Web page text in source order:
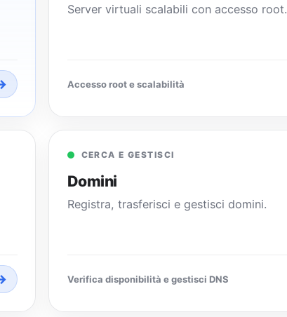
Server virtuali scalabili con accesso root.
Accesso root e scalabilità
CERCA E GESTISCI
Domini
Registra, trasferisci e gestisci domini.
Verifica disponibilità e gestisci DNS